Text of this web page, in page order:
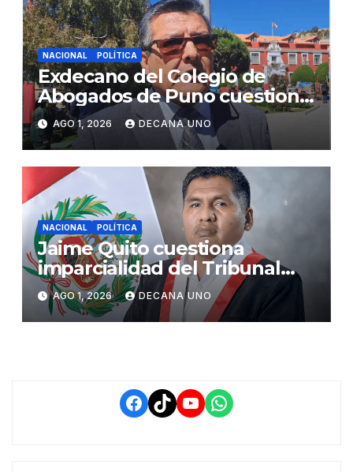
NACIONAL POLÍTICA
Exdecano del Colegio de
Abogados de Puno cuestiona
propuestas sobre seguridad
ciudadana
AGO 1, 2026 DECANA UNO
NACIONAL POLÍTICA
Jaime Quito cuestiona
imparcialidad del Tribunal
Constitucional tras liberación
de Ollanta Humala
AGO 1, 2026 DECANA UNO
Facebook
TikTokYouTube
WhatsApp